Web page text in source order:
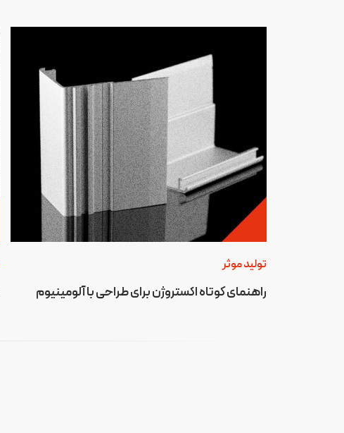
تولید موثر
راهنمای کوتاه اکستروژن برای طراحی با آلومینیوم